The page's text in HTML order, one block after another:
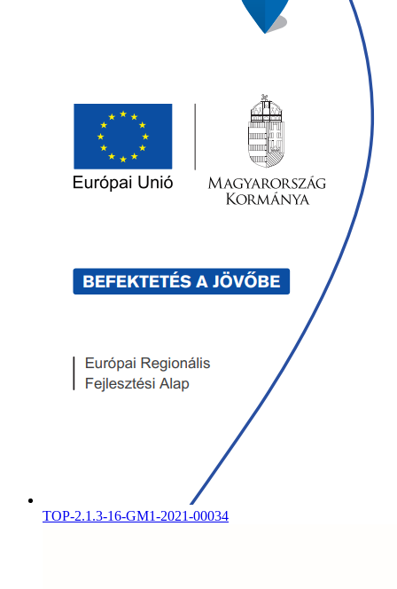
TOP-2.1.3-16-GM1-2021-00034